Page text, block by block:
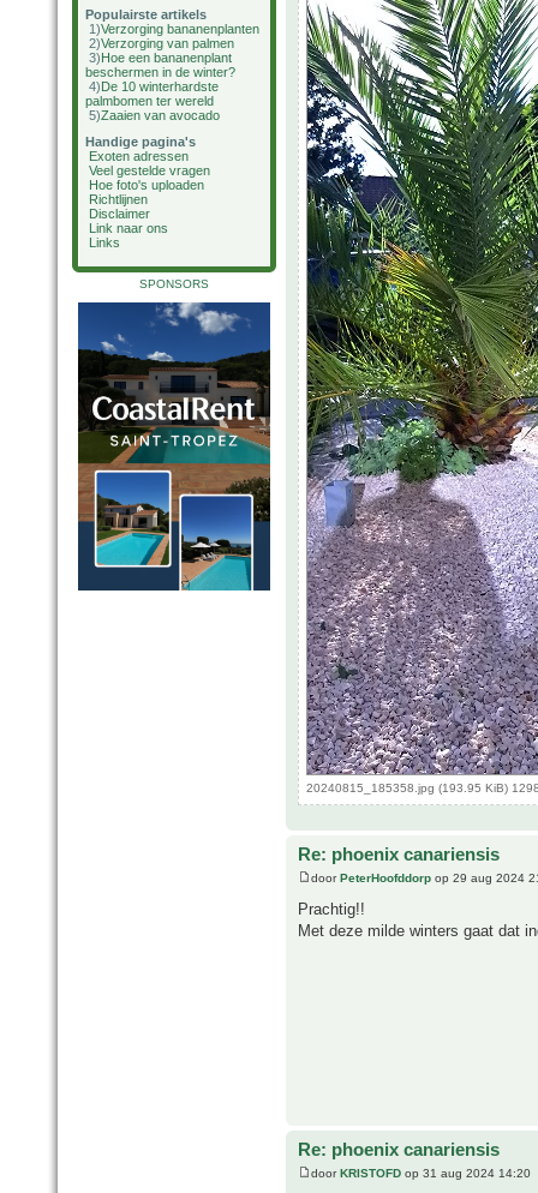
Populairste artikels
1)Verzorging bananenplanten
2)Verzorging van palmen
3)Hoe een bananenplant
beschermen in de winter?
4)De 10 winterhardste
palmbomen ter wereld
5)Zaaien van avocado
Handige pagina's
Exoten adressen
Veel gestelde vragen
Hoe foto's uploaden
Richtlijnen
Disclaimer
Link naar ons
Links
SPONSORS
20240815_185358.jpg (193.95 KiB)
Re: phoenix canariensis
doorPeterHoofddorp op 29 aug 2024
Prachtig!!
Met deze milde winters gaat dat
Re: phoenix canariensis
doorKRISTOFD op 31 aug 2024 14:20